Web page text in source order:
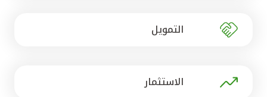
مصر
التمويل
الاستثمار